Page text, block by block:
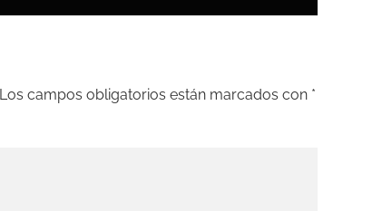
Los campos obligatorios están marcados con *